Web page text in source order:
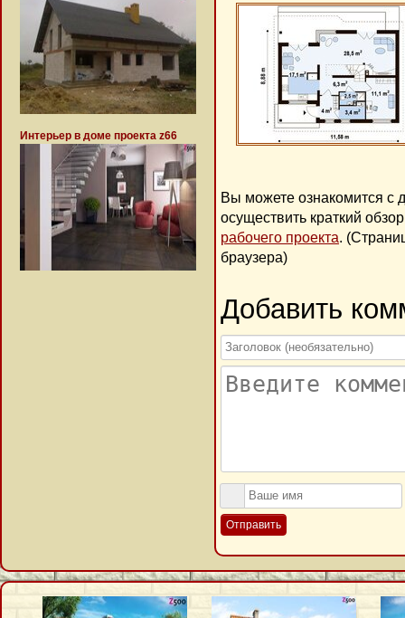
Вы можете ознакомится с
осуществить краткий
рабочего проекта.
браузера)
Добавить
Отправить
Интерьер в доме проекта z66